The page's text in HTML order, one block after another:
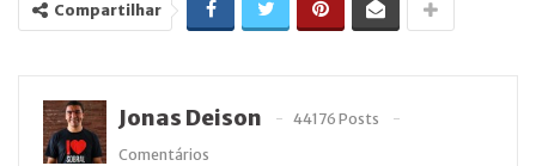
Compartilhar
Jonas Deison
44176 Posts
Comentários